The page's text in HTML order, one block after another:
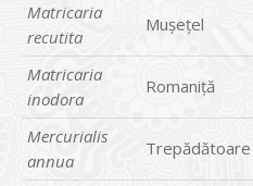
Matricaria
recutita
Muşeţel
Matricaria
inodora
Romaniţă
Mercurialis
annua
Trepădătoare